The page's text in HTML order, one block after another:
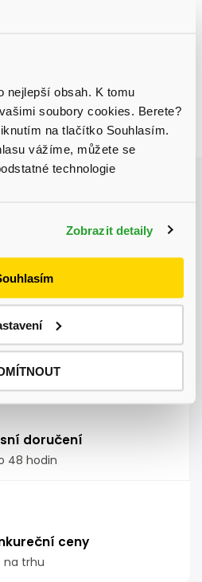
nejlepší obsah. K tomu
soubory cookies. Berete?
na tlačítko Souhlasím.
vážíme, můžete se
technologie
Zobrazit detaily
kamkoliv v ČR
doručení
48 hodin
ceny
na trhu